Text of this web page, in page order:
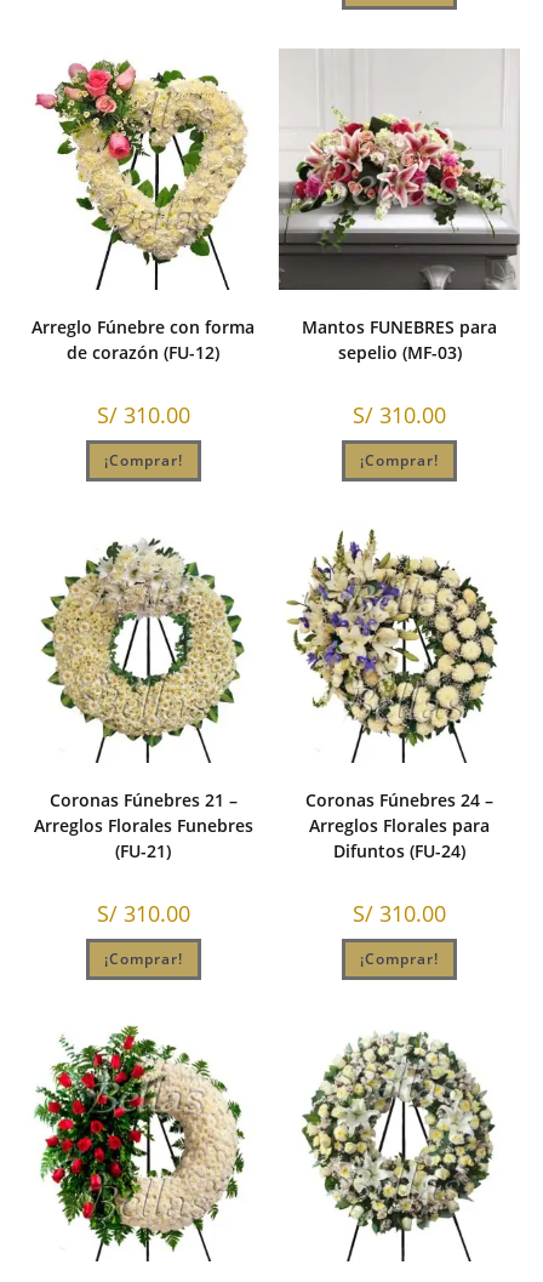
Arreglo Fúnebre con forma
de corazón (FU-12)
S/310.00
¡Comprar!
Mantos FUNEBRES para
sepelio (MF-03)
S/ 310.00
¡Comprar!
Coronas Fúnebres 21 –
Arreglos Florales Funebres
(FU-21)
S/310.00
¡Comprar!
Coronas Fúnebres 24 –
Arreglos Florales para
Difuntos (FU-24)
S/ 310.00
¡Comprar!